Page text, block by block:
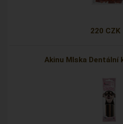
220 CZK
Akinu Mlska Dentální